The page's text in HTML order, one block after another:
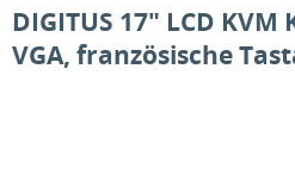
DIGITUS 17" LCD
VGA, französische